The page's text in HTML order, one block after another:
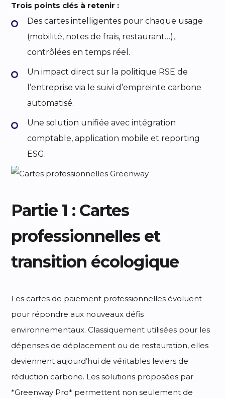
Trois points clés à retenir :
Des cartes intelligentes pour chaque usage
(mobilité, notes de frais, restaurant…),
contrôlées en temps réel.
Un impact direct sur la politique RSE de
l’entreprise via le suivi d’empreinte carbone
automatisé.
Une solution unifiée avec intégration
comptable, application mobile et reporting
ESG.
Partie 1 : Cartes
professionnelles et
transition écologique
Les cartes de paiement professionnelles évoluent
pour répondre aux nouveaux défis
environnementaux. Classiquement utilisées pour les
dépenses de déplacement ou de restauration, elles
deviennent aujourd’hui de véritables leviers de
réduction carbone. Les solutions proposées par
*Greenway Pro* permettent non seulement de